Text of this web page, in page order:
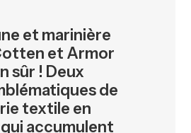
et marinière
et Armor
sûr ! Deux
de
textile en
accumulent